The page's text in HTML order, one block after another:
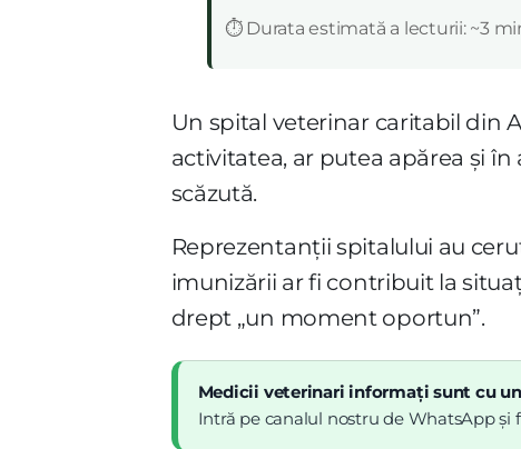
⏱️ Durata estimată a lecturii: ~3
Un spital veterinar caritabil din
activitatea, ar putea apărea și
scăzută.
Reprezentanții spitalului au
imunizării ar fi contribuit la
drept „un moment oportun”.
Medicii veterinari informați sunt cu
Intră pe canalul nostru de WhatsApp